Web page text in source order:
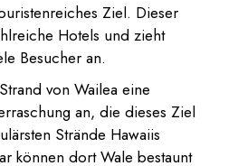
Ziel. Dieser
Hotels und zieht
Besucher an.
von Wailea eine
an, die dieses Ziel
Strände Hawaiis
können dort Wale bestaunt